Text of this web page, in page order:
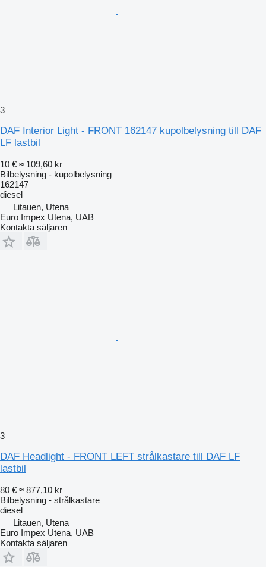
3
DAF Interior Light - FRONT 162147 kupolbelysning till DAF
LF lastbil
10 € ≈ 109,60 kr
Bilbelysning - kupolbelysning
162147
diesel
Litauen, Utena
Euro Impex Utena, UAB
Kontakta säljaren
3
DAF Headlight - FRONT LEFT strålkastare till DAF LF
lastbil
80 € ≈ 877,10 kr
Bilbelysning - strålkastare
diesel
Litauen, Utena
Euro Impex Utena, UAB
Kontakta säljaren